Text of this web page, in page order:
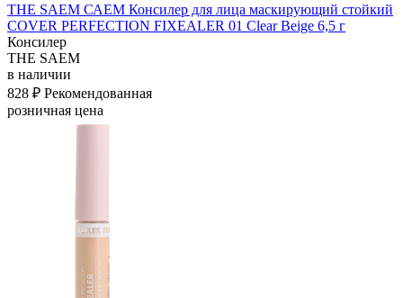
THE SAEM САЕМ Консилер для лица маскирующий стойкий
COVER PERFECTION FIXEALER 01 Clear Beige 6,5 г
Консилер
THE SAEM
в наличии
828 ₽ Рекомендованная
розничная цена